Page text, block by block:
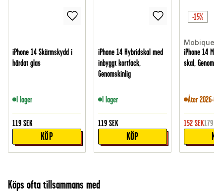
iPhone 14 Skärmskydd i
härdat glas
I lager
119 SEK
KÖP
iPhone 14 Hybridskal med
inbyggt kortfack,
Genomskinlig
I lager
119 SEK
KÖP
-15%
Mobique
iPhone 14
skal,
Åter 2026-
152 SEK179
Köps ofta tillsammans med